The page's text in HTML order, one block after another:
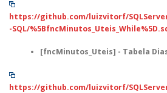
https://github.com/luizvitorf/
-SQL/
[fncMinutos_Uteis] - Tabela
https://github.com/luizvitorf/